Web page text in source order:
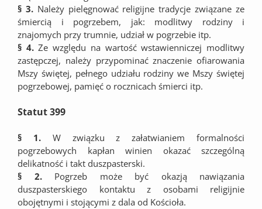
§ 3.Należy pielęgnować religijne tradycje związane ze
śmiercią i pogrzebem, jak: modlitwy rodziny i
znajomych przy trumnie, udział w pogrzebie itp.
§ 4.Ze względu na wartość wstawienniczej modlitwy
zastępczej, należy przypominać znaczenie ofiarowania
Mszy świętej, pełnego udziału rodziny we Mszy świętej
pogrzebowej, pamięć o rocznicach śmierci itp.
Statut 399
§ 1.W związku z załatwianiem formalności
pogrzebowych kapłan winien okazać szczególną
delikatność i takt duszpasterski.
§ 2.Pogrzeb może być okazją nawiązania
duszpasterskiego kontaktu z osobami religijnie
obojętnymi i stojącymi z dala od Kościoła.